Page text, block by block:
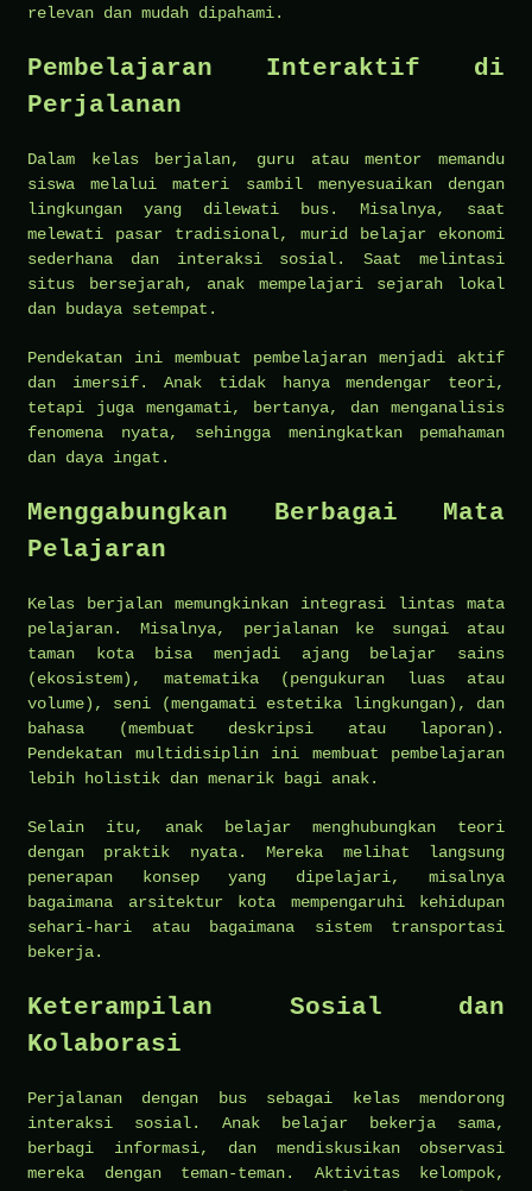
relevan dan mudah dipahami.
Pembelajaran Interaktif di
Perjalanan
Dalam kelas berjalan, guru atau mentor memandu
siswa melalui materi sambil menyesuaikan dengan
lingkungan yang dilewati bus. Misalnya, saat
melewati pasar tradisional, murid belajar ekonomi
sederhana dan interaksi sosial. Saat melintasi
situs bersejarah, anak mempelajari sejarah lokal
dan budaya setempat.
Pendekatan ini membuat pembelajaran menjadi aktif
dan imersif. Anak tidak hanya mendengar teori,
tetapi juga mengamati, bertanya, dan menganalisis
fenomena nyata, sehingga meningkatkan pemahaman
dan daya ingat.
Menggabungkan Berbagai Mata
Pelajaran
Kelas berjalan memungkinkan integrasi lintas mata
pelajaran. Misalnya, perjalanan ke sungai atau
taman kota bisa menjadi ajang belajar sains
(ekosistem), matematika (pengukuran luas atau
volume), seni (mengamati estetika lingkungan), dan
bahasa (membuat deskripsi atau laporan).
Pendekatan multidisiplin ini membuat pembelajaran
lebih holistik dan menarik bagi anak.
Selain itu, anak belajar menghubungkan teori
dengan praktik nyata. Mereka melihat langsung
penerapan konsep yang dipelajari, misalnya
bagaimana arsitektur kota mempengaruhi kehidupan
sehari-hari atau bagaimana sistem transportasi
bekerja.
Keterampilan Sosial dan
Kolaborasi
Perjalanan dengan bus sebagai kelas mendorong
interaksi sosial. Anak belajar bekerja sama,
berbagi informasi, dan mendiskusikan observasi
mereka dengan teman-teman. Aktivitas kelompok,